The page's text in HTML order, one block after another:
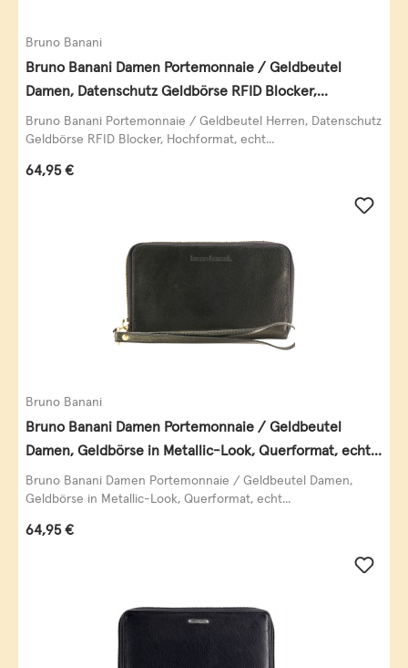
Bruno Banani
Bruno Banani Damen Portemonnaie / Geldbeutel
Damen, Datenschutz Geldbörse RFID Blocker,
Querformat, echt Leder, taupe
Bruno Banani Portemonnaie / Geldbeutel Herren, Datenschutz
Geldbörse RFID Blocker, Hochformat, echt...
Regulärer Preis:
64,95 €
Bruno Banani
Bruno Banani Damen Portemonnaie / Geldbeutel
Damen, Geldbörse in Metallic-Look, Querformat, echt
Leder, schwarz-gold
Bruno Banani Damen Portemonnaie / Geldbeutel Damen,
Geldbörse in Metallic-Look, Querformat, echt...
Regulärer Preis:
64,95 €